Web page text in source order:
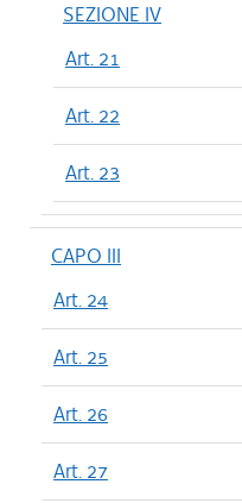
SEZIONE IV
Art. 21
Art. 22
Art. 23
CAPO III
Art. 24
Art. 25
Art. 26
Art. 27